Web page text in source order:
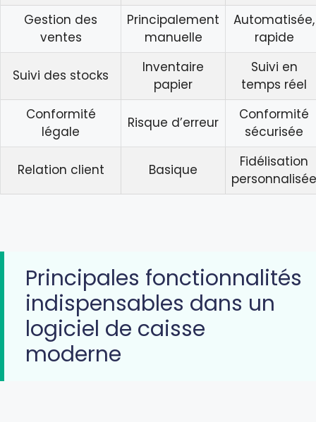
Gestion des
ventes
Principalement
manuelle
Automatisée,
rapide
Suivi des stocks
Inventaire
papier
Suivi en
temps réel
Conformité
légale
Risque d’erreur
Conformité
sécurisée
Relation client Basique
Fidélisation
personnalisée
Principales fonctionnalités
indispensables dans un
logiciel de caisse
moderne